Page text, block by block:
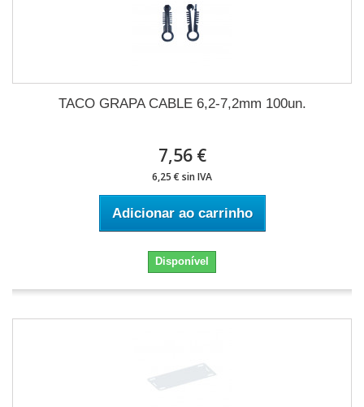
TACO GRAPA CABLE 6,2-7,2mm 100un.
7,56 €
6,25 € sin IVA
Adicionar ao carrinho
Disponível